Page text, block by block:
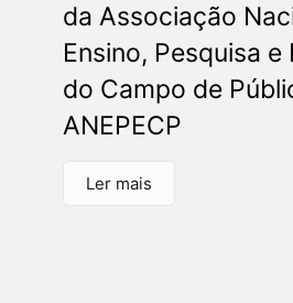
da Associação
Ensino, Pesquisa e
do Campo de
ANEPECP
Ler mais